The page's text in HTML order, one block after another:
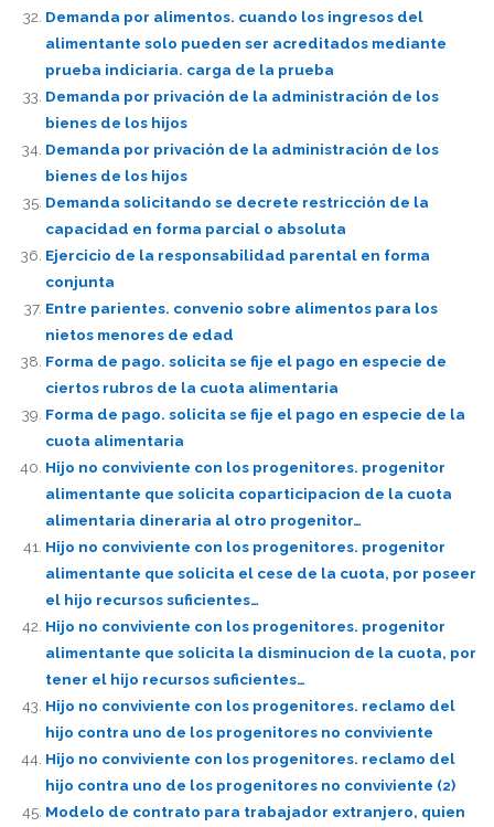
Demanda por alimentos. cuando los ingresos del
alimentante solo pueden ser acreditados mediante
prueba indiciaria. carga de la prueba
Demanda por privación de la administración de los
bienes de los hijos
Demanda por privación de la administración de los
bienes de los hijos
Demanda solicitando se decrete restricción de la
capacidad en forma parcial o absoluta
Ejercicio de la responsabilidad parental en forma
conjunta
Entre parientes. convenio sobre alimentos para los
nietos menores de edad
Forma de pago. solicita se fije el pago en especie de
ciertos rubros de la cuota alimentaria
Forma de pago. solicita se fije el pago en especie de la
cuota alimentaria
Hijo no conviviente con los progenitores. progenitor
alimentante que solicita coparticipacion de la cuota
alimentaria dineraria al otro progenitor…
Hijo no conviviente con los progenitores. progenitor
alimentante que solicita el cese de la cuota, por poseer
el hijo recursos suficientes…
Hijo no conviviente con los progenitores. progenitor
alimentante que solicita la disminucion de la cuota, por
tener el hijo recursos suficientes…
Hijo no conviviente con los progenitores. reclamo del
hijo contra uno de los progenitores no conviviente
Hijo no conviviente con los progenitores. reclamo del
hijo contra uno de los progenitores no conviviente (2)
Modelo de contrato para trabajador extranjero, quien